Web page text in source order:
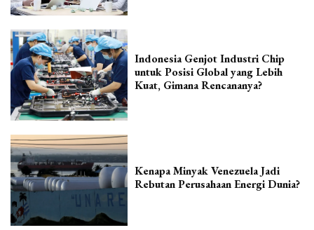
Indonesia Genjot Industri Chip
untuk Posisi Global yang Lebih
Kuat, Gimana Rencananya?
Kenapa Minyak Venezuela Jadi
Rebutan Perusahaan Energi Dunia?